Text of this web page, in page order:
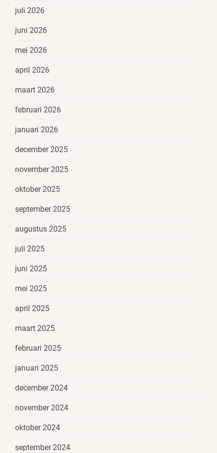
juli 2026
juni 2026
mei 2026
april 2026
maart 2026
februari 2026
januari 2026
december 2025
november 2025
oktober 2025
september 2025
augustus 2025
juli 2025
juni 2025
mei 2025
april 2025
maart 2025
februari 2025
januari 2025
december 2024
november 2024
oktober 2024
september 2024